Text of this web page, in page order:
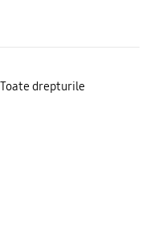
drepturile